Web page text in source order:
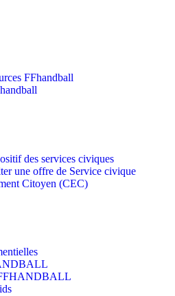
FFhandball
des services civiques
une offre de Service civique
Citoyen (CEC)